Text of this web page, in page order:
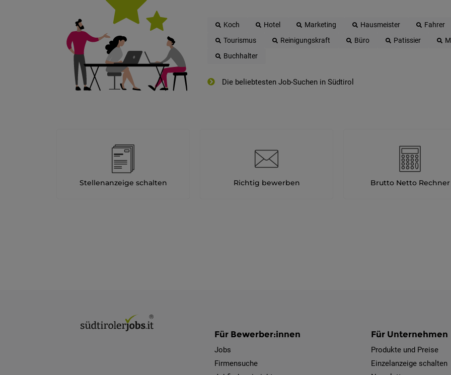
Koch Hotel Marketing Hausmeister Fahrer
Tourismus
Reinigungskraft Büro Patissier
Buchhalter
Die beliebtesten Job-Suchen in Südtirol
Stellenanzeige schalten Richtig bewerben Brutto Netto Rechner
Für Bewerber:innen
Jobs
Firmensuche
Für Unternehmen
Produkte und Preise
Einzelanzeige schalten